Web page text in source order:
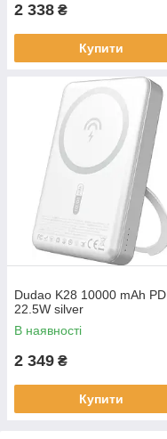
2 338 ₴
Купити
Dudao K28 10000 mAh PD
22.5W silver
В наявності
2 349 ₴
Купити